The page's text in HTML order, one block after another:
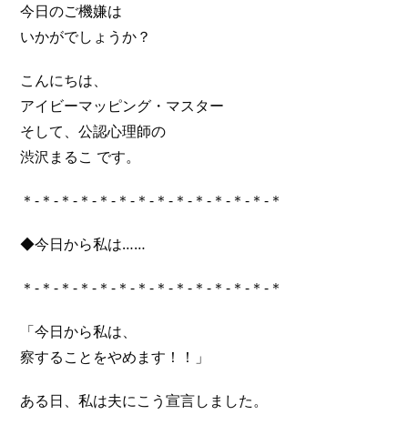
今日のご機嫌は
いかがでしょうか？
こんにちは、
アイビーマッピング・マスター
そして、公認心理師の
渋沢まるこ です。
＊-＊-＊-＊-＊-＊-＊-＊-＊-＊-＊-＊-＊-＊
◆今日から私は……
＊-＊-＊-＊-＊-＊-＊-＊-＊-＊-＊-＊-＊-＊
「今日から私は、
察することをやめます！！」
ある日、私は夫にこう宣言しました。